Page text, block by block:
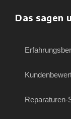
Das sagen
Reparaturen-